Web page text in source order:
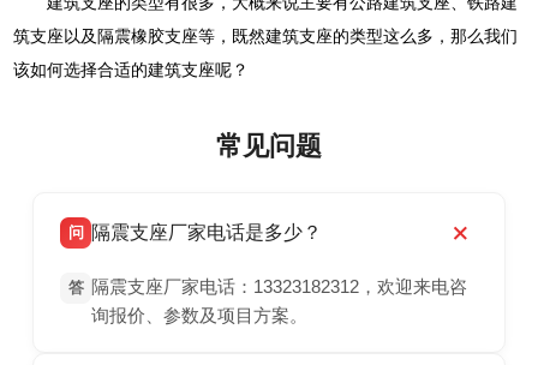
筑支座以及隔震橡胶支座等，既然建筑支座的类型这么多，那么我们
该如何选择合适的建筑支座呢？
常见问题
问 隔震支座厂家电话是多少？
答 隔震支座厂家电话：13323182312，欢迎来电咨
询报价、参数及项目方案。